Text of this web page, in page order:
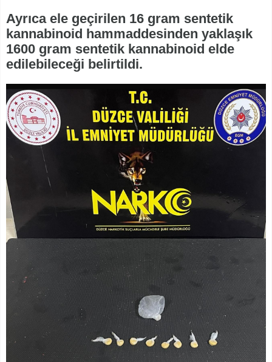
Ayrıca ele geçirilen 16 gram sentetik
kannabinoid hammaddesinden yaklaşık
1600 gram sentetik kannabinoid elde
edilebileceği belirtildi.